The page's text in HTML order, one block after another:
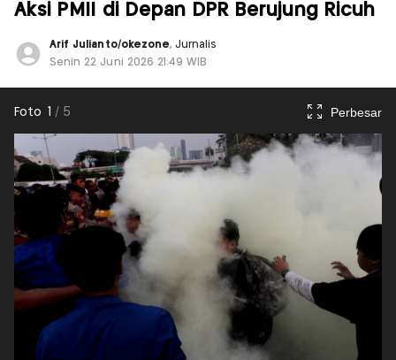
Aksi PMII di Depan DPR Berujung Ricuh
Arif Julianto/okezone, Jurnalis
Senin 22 Juni 2026 21:49 WIB
Foto 1 / 5 Perbesar